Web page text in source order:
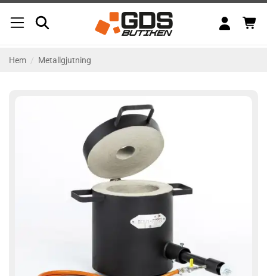
Hem / Metallgjutning